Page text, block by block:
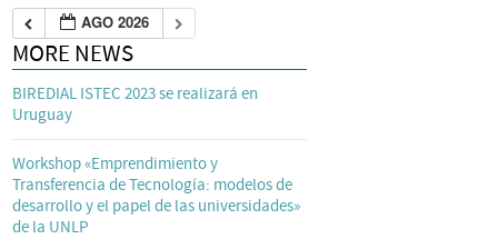
AGO 2026
MORE NEWS
BIREDIAL ISTEC 2023 se realizará en
Uruguay
Workshop «Emprendimiento y
Transferencia de Tecnología: modelos de
desarrollo y el papel de las universidades»
de la UNLP